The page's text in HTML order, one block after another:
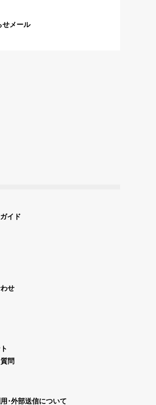
せメール
イド
せ
問
･外部送信について